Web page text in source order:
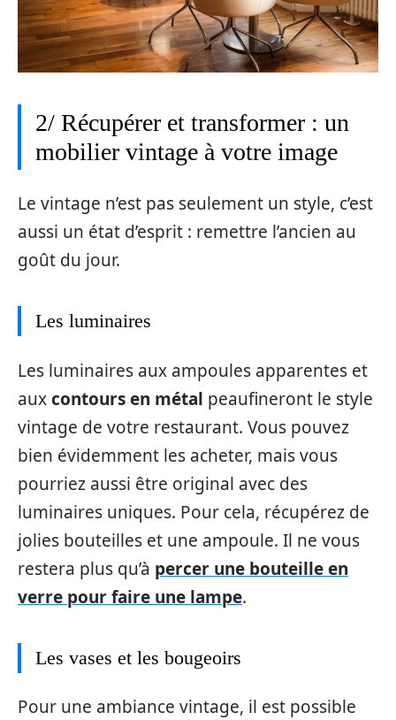
2/ Récupérer et transformer : un
mobilier vintage à votre image
Le vintage n’est pas seulement un style, c’est
aussi un état d’esprit : remettre l’ancien au
goût du jour.
Les luminaires
Les luminaires aux ampoules apparentes et
auxcontours en métal peaufineront le style
vintage de votre restaurant. Vous pouvez
bien évidemment les acheter, mais vous
pourriez aussi être original avec des
luminaires uniques. Pour cela, récupérez de
jolies bouteilles et une ampoule. Il ne vous
restera plus qu’à percer une bouteille en
verre pour faire une lampe.
Les vases et les bougeoirs
Pour une ambiance vintage, il est possible